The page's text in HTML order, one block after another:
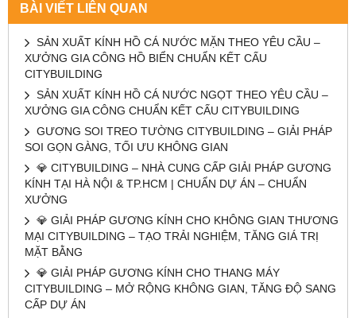
BÀI VIẾT LIÊN QUAN
SẢN XUẤT KÍNH HỒ CÁ NƯỚC MẶN THEO YÊU CẦU –
XƯỞNG GIA CÔNG HỒ BIỂN CHUẨN KẾT CẤU
CITYBUILDING
SẢN XUẤT KÍNH HỒ CÁ NƯỚC NGỌT THEO YÊU CẦU –
XƯỞNG GIA CÔNG CHUẨN KẾT CẤU CITYBUILDING
GƯƠNG SOI TREO TƯỜNG CITYBUILDING – GIẢI PHÁP
SOI GỌN GÀNG, TỐI ƯU KHÔNG GIAN
💎 CITYBUILDING – NHÀ CUNG CẤP GIẢI PHÁP GƯƠNG
KÍNH TẠI HÀ NỘI & TP.HCM | CHUẨN DỰ ÁN – CHUẨN
XƯỞNG
💎 GIẢI PHÁP GƯƠNG KÍNH CHO KHÔNG GIAN THƯƠNG
MẠI CITYBUILDING – TẠO TRẢI NGHIỆM, TĂNG GIÁ TRỊ
MẶT BẰNG
💎 GIẢI PHÁP GƯƠNG KÍNH CHO THANG MÁY
CITYBUILDING – MỞ RỘNG KHÔNG GIAN, TĂNG ĐỘ SANG
CẤP DỰ ÁN